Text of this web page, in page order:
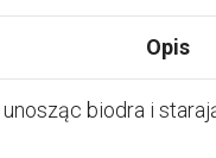
Opis
biodra i